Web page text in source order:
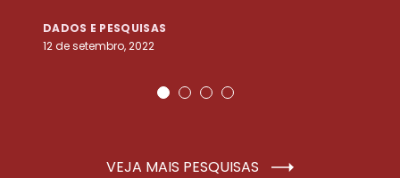
DADOS E PESQUISAS
12 de setembro, 2022
VEJA MAIS PESQUISAS